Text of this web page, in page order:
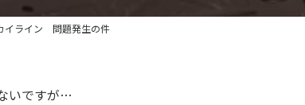
イライン 問題発生の件
いですが…